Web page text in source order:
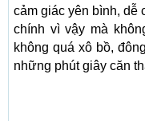
cảm giác yên bình, dễ
chính vì vậy mà
không quá xô bồ,
những phút giây căn